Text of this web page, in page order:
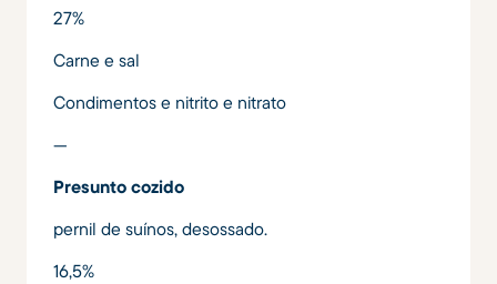
27%
Carne e sal
Condimentos e nitrito e nitrato
---
Presunto cozido
pernil de suínos, desossado.
16,5%